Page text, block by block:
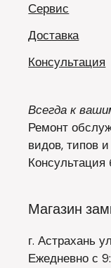
Сервис
Доставка
Консультация
Всегда к
Ремонт
видов, типов
Консультация
Магазин
г. Астрахань
Ежедневно с